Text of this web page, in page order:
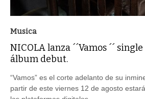
Musica
NICOLA lanza ´´Vamos ´´
álbum debut.
“Vamos” es el corte adelanto de su
partir de este viernes 12 de agosto